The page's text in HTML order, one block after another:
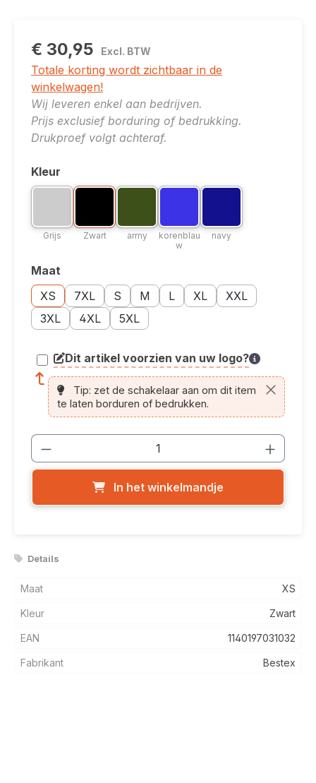
€ 30,95 Excl. BTW
Totale korting wordt zichtbaar in de
winkelwagen!
Wij leveren enkel aan bedrijven.
Prijs exclusief borduring of bedrukking.
Drukproef volgt achteraf.
Selecteer
Kleur
Kleuroptie: Grijs
Grijs
Kleuroptie: Zwart
Zwart
Kleuroptie: army
army
Kleuroptie: korenblauw
korenblau
w
Kleuroptie: navy
navy
Selecteer
Maat
XS
Maatoptie: XS
7XL
Maatoptie: 7XL
S
Maatoptie: S
M
Maatoptie: M
L
Maatoptie: L
XL
Maatoptie: XL
XXL
Maatoptie: XXL
3XL
Maatoptie: 3XL
4XL
Maatoptie: 4XL
5XL
Maatoptie: 5XL
Dit artikel voorzien van uw logo?
article.printing.helptext
Tip: zet de schakelaar aan om dit item
te laten borduren of bedrukken.
Producthoeveelheid: Voer de
In het winkelmandje
Details
Maat XS
Kleur Zwart
EAN 1140197031032
Fabrikant Bestex